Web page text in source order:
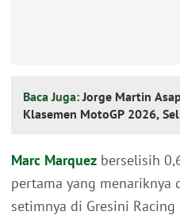
Baca Juga:Jorge Martin
Klasemen MotoGP 2026,
Marc Marquez berselisih
pertama yang menariknya
setimnya di Gresini